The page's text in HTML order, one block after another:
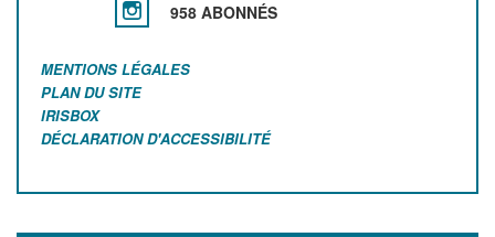
958 ABONNÉS
MENTIONS LÉGALES
PLAN DU SITE
IRISBOX
DÉCLARATION D'ACCESSIBILITÉ